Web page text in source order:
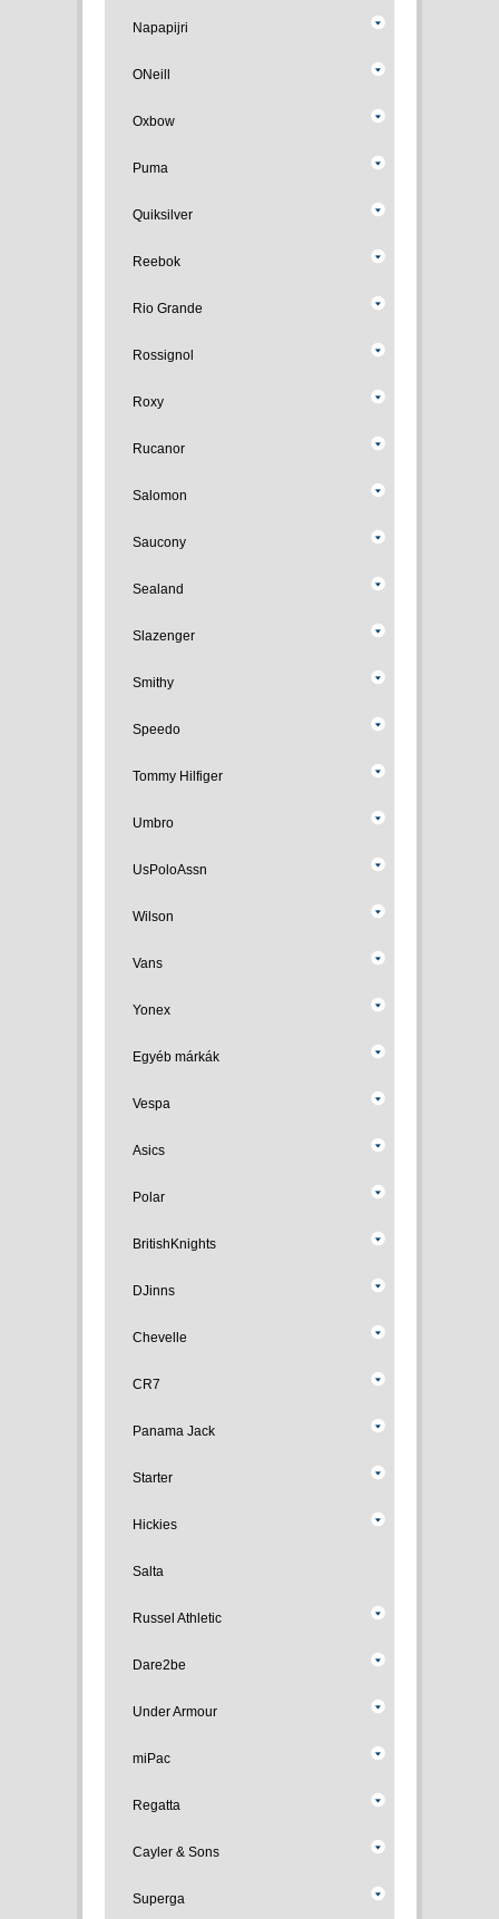
Napapijri
ONeill
Oxbow
Puma
Quiksilver
Reebok
Rio Grande
Rossignol
Roxy
Rucanor
Salomon
Saucony
Sealand
Slazenger
Smithy
Speedo
Tommy Hilfiger
Umbro
UsPoloAssn
Wilson
Vans
Yonex
Egyéb márkák
Vespa
Asics
Polar
BritishKnights
DJinns
Chevelle
CR7
Panama Jack
Starter
Hickies
Salta
Russel Athletic
Dare2be
Under Armour
miPac
Regatta
Cayler & Sons
Superga